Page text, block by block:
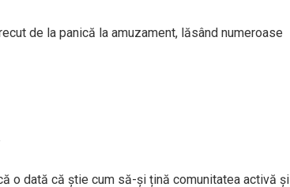
de la panică la amuzament, lăsând numeroase
o dată că știe cum să-și țină comunitatea activă și